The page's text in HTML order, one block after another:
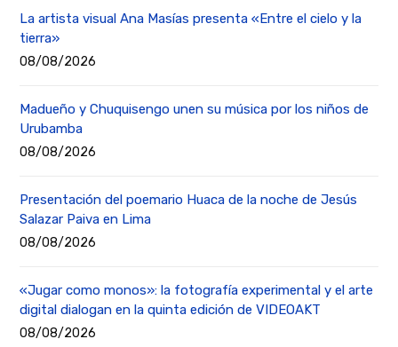
La artista visual Ana Masías presenta «Entre el cielo y la
tierra»
08/08/2026
Madueño y Chuquisengo unen su música por los niños de
Urubamba
08/08/2026
Presentación del poemario Huaca de la noche de Jesús
Salazar Paiva en Lima
08/08/2026
«Jugar como monos»: la fotografía experimental y el arte
digital dialogan en la quinta edición de VIDEOAKT
08/08/2026